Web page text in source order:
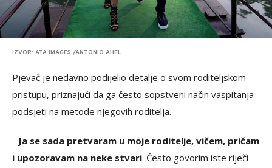
IZVOR: ATA IMAGES /ANTONIO AHEL
Pjevač je nedavno podijelio detalje o svom roditeljskom
pristupu, priznajući da ga često sopstveni način vaspitanja
podsjeti na metode njegovih roditelja.
- Ja se sada pretvaram u moje roditelje, vičem, pričam
i upozoravam na neke stvari. Često govorim iste riječi